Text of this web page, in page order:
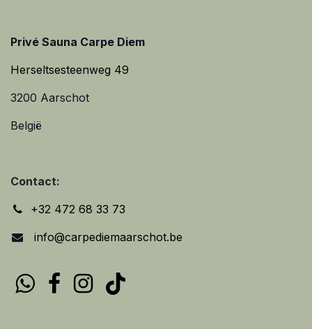
Privé Sauna Carpe Diem
Herseltsesteenweg 49
3200 Aarschot
België
Contact:
+32 472 68 33 73
info@carpediemaarschot.be